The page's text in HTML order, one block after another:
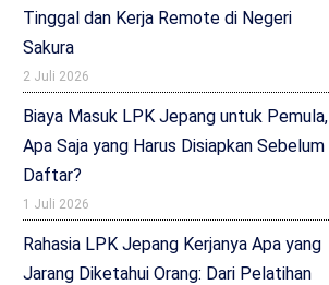
Tinggal dan Kerja Remote di Negeri
Sakura
2 Juli 2026
Biaya Masuk LPK Jepang untuk Pemula,
Apa Saja yang Harus Disiapkan Sebelum
Daftar?
1 Juli 2026
Rahasia LPK Jepang Kerjanya Apa yang
Jarang Diketahui Orang: Dari Pelatihan